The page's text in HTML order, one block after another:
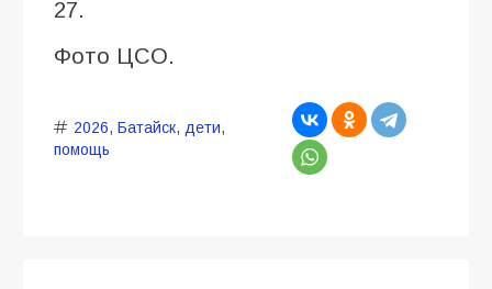
27.
Фото ЦСО.
2026, Батайск, дети,
помощь